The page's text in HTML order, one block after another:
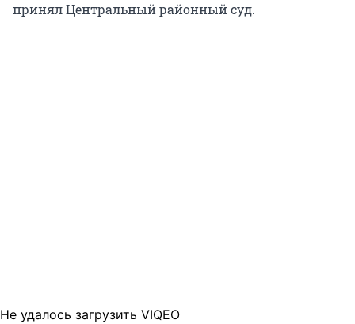
принял Центральный районный суд.
Не удалось загрузить VIQEO